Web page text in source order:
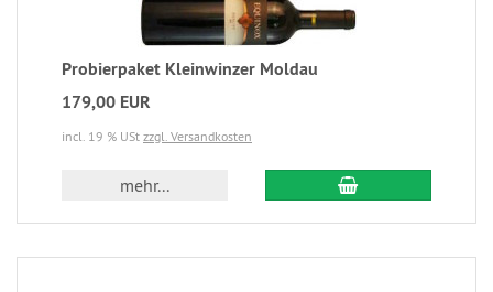
Probierpaket Kleinwinzer Moldau
179,00 EUR
incl. 19 % USt zzgl. Versandkosten
mehr...